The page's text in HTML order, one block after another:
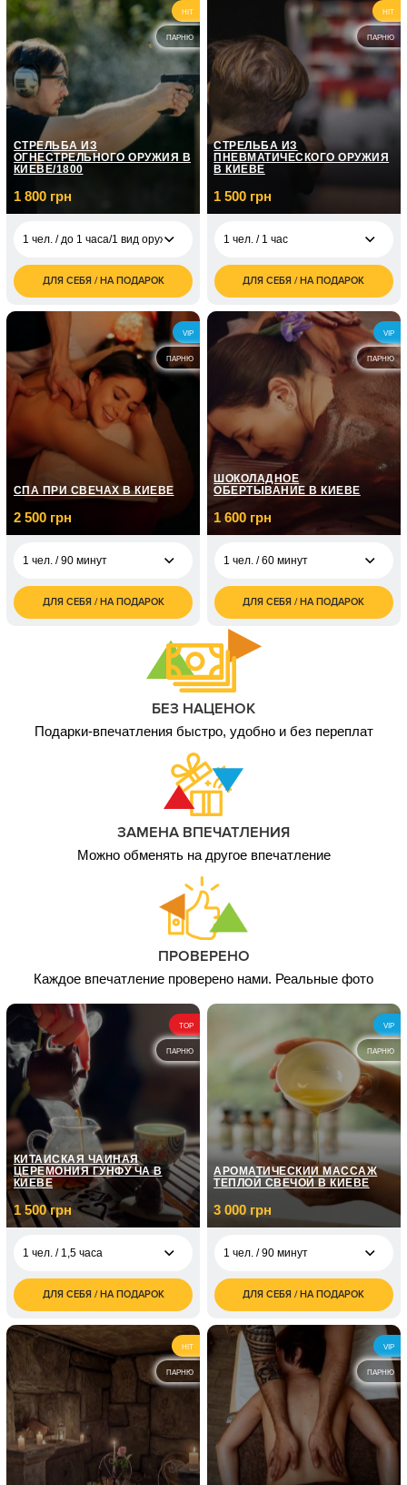
1 чел. / На
собственном авто/2
часа
3 500
грн
1 чел. / Курс
экстремального
вождения/6 занятий
по 2 часа
21 000
грн
2 400
грн
HIT
ПАРНЮ
СТРЕЛЬБА ИЗ
ОГНЕСТРЕЛЬНОГО ОРУЖИЯ В
КИЕВЕ/1800
1 800 грн
1 чел. / до 1 часа/1 вид оружия
1 чел. / до 1 часа/1
вид оружия
грн
2 чел. / до 1 часа/1
вид оружия
3 600
грн
1 чел. / до 1 часа/
боевой калибр
3 000
2 чел. / до 1 часа/
боевой калибр
6 000
грн
1 чел. / До 2 часов/ 3
вида оружия
5 000
грн
вида оружия
ДЛЯ СЕБЯ / НА ПОДАРОК
HIT
ПАРНЮ
СТРЕЛЬБА ИЗ
ПНЕВМАТИЧЕСКОГО ОРУЖИЯ
В КИЕВЕ
1 500 грн
1 чел. / 1 час
1 500
грн
2 чел. / 1 час
1 800
грн
ДЛЯ СЕБЯ / НА ПОДАРОК
VIP
ПАРНЮ
СПА ПРИ СВЕЧАХ В КИЕВЕ
2 500 грн
1 чел. / 90 минут
2 500
грн
5 000
грн
ДЛЯ СЕБЯ / НА ПОДАРОК
VIP
ПАРНЮ
ШОКОЛАДНОЕ
ОБЕРТЫВАНИЕ В КИЕВЕ
1 600 грн
1 чел. / 60 минут
1 600
грн
ДЛЯ СЕБЯ / НА ПОДАРОК
БЕЗ НАЦЕНОК
Подарки-впечатления быстро, удобно и без переплат
ЗАМЕНА ВПЕЧАТЛЕНИЯ
Можно обменять на другое впечатление
ПРОВЕРЕНО
Каждое впечатление проверено нами. Реальные фото
TOP
ПАРНЮ
КИТАЙСКАЯ ЧАЙНАЯ
ЦЕРЕМОНИЯ ГУНФУ ЧА В
КИЕВЕ
1 500 грн
1 чел. / 1,5 часа
1 500
грн
2 чел. / 1,5 часа
3 000
грн
ДЛЯ СЕБЯ / НА ПОДАРОК
VIP
ПАРНЮ
АРОМАТИЧЕСКИЙ МАССАЖ
ТЕПЛОЙ СВЕЧОЙ В КИЕВЕ
3 000 грн
1 чел. / 90 минут
3 000
грн
2 чел. / 90 минут
6 000
грн
ДЛЯ СЕБЯ / НА ПОДАРОК
HIT
ПАРНЮ
VIP
ПАРНЮ